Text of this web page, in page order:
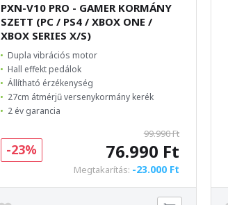
PXN-V10 PRO - GAMER KORMÁNY
SZETT (PC / PS4 / XBOX ONE /
XBOX SERIES X/S)
Dupla vibrációs motor
Hall effekt pedálok
Állítható érzékenység
27cm átmérjű versenykormány kerék
2 év garancia
99.990 Ft
76.990 Ft
Megtakarítás: -23.000 Ft
-23%